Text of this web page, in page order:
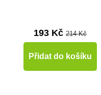
193 Kč 214 Kč
Přidat do košíku